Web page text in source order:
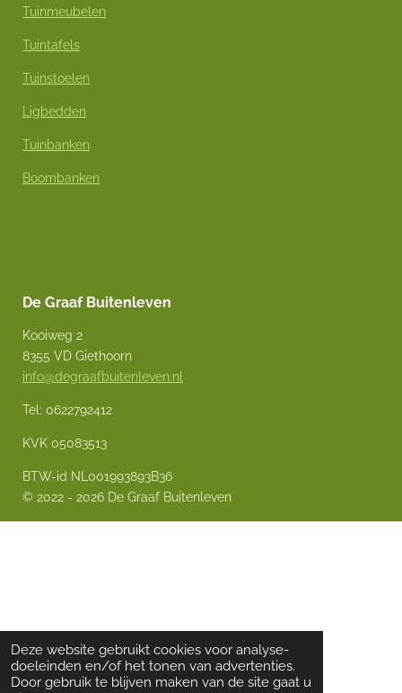
Deze website gebruikt cookies voor analyse-
doeleinden en/of het tonen van advertenties.
Door gebruik te blijven maken van de site gaat u
Tuinmeubelen
Tuintafels
Tuinstoelen
Ligbedden
Tuinbanken
Boombanken
De Graaf Buitenleven
Kooiweg 2
8355 VD Giethoorn
info@degraafbuitenleven.nl
Tel: 0622792412
KVK 05083513
BTW-id NL001993893B36
© 2022 - 2026 De Graaf Buitenleven